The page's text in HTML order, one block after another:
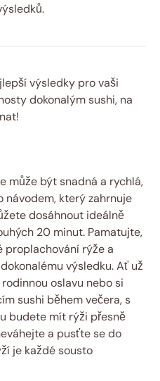
výsledky pro vaši
dokonalým sushi, na
může být snadná a rychlá,
návodem, který zahrnuje
dosáhnout ideálně
20 minut. Pamatujte,
proplachování rýže a
výsledku. Ať už
oslavu nebo si
sushi během večera, s
budete mít rýži přesně
a pusťte se do
je každé sousto